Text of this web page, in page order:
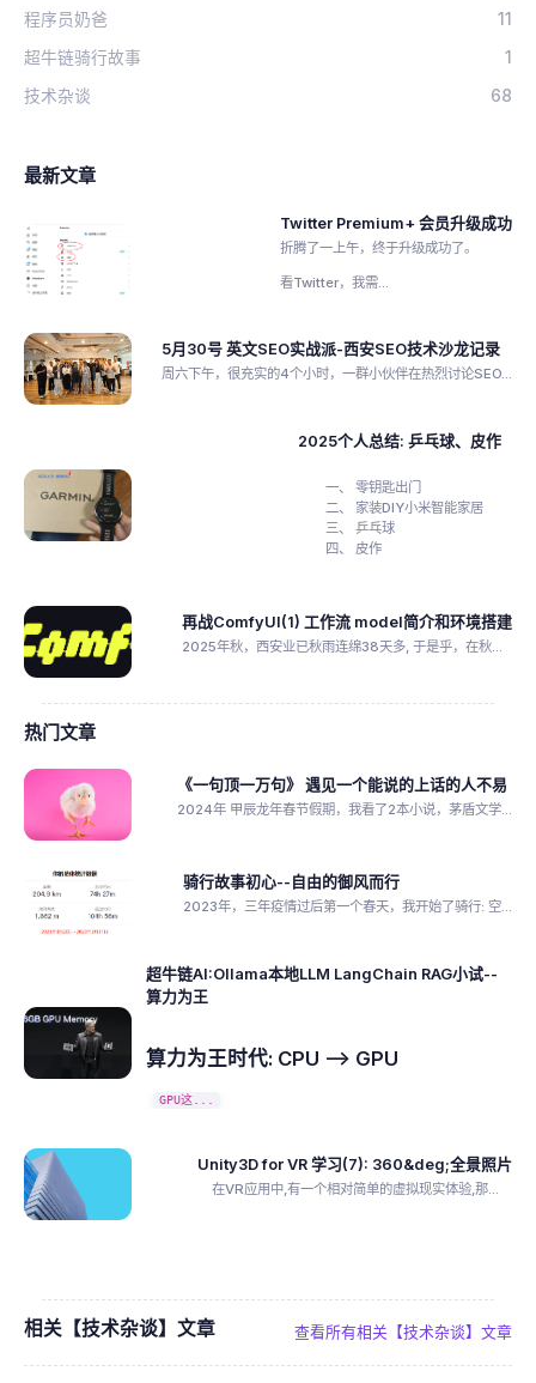
程序员奶爸
11
超牛链骑行故事
1
技术杂谈
68
最新文章
Twitter Premium+ 会员升级成功
折腾了一上午，终于升级成功了。
看Twitter，我需...
5月30号 英文SEO实战派-西安SEO技术沙龙记录
周六下午，很充实的4个小时，一群小伙伴在热烈讨论SEO...
2025个人总结: 乒乓球、皮作
零钥匙出门
家装DIY小米智能家居
乒乓球
皮作
再战ComfyUI(1) 工作流 model简介和环境搭建
2025年秋，西安业已秋雨连绵38天多, 于是乎，在秋...
热门文章
《一句顶一万句》 遇见一个能说的上话的人不易
2024年 甲辰龙年春节假期，我看了2本小说，茅盾文学...
骑行故事初心--自由的御风而行
2023年，三年疫情过后第一个春天，我开始了骑行: 空...
超牛链AI:Ollama本地LLM LangChain RAG小试--
算力为王
算力为王时代: CPU --> GPU
GPU这...
Unity3D for VR 学习(7): 360&deg;全景照片
在VR应用中,有一个相对简单的虚拟现实体验,那...
相关【技术杂谈】文章 查看所有相关【技术杂谈】文章